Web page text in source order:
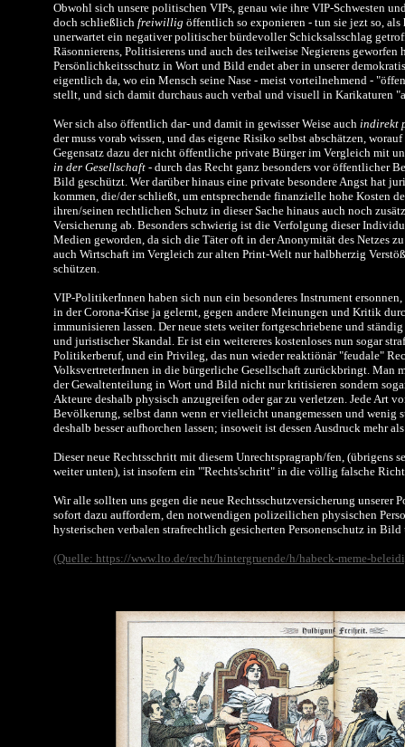
Obwohl sich unsere politischen VIPs, genau wie ihre VIP-Schwesten
doch schließlich freiwillig öffentlich so exponieren - tun sie jezt so,
unerwartet ein negativer politischer bürdevoller Schicksalsschlag
Räsonnierens, Politisierens und auch des teilweise Negierens
Persönlichkeitsschutz in Wort und Bild endet aber in unserer
eigentlich da, wo ein Mensch seine Nase - meist vorteilnehmend -
stellt, und sich damit durchaus auch verbal und visuell in Karikaturen
Wer sich also öffentlich dar- und damit in gewisser Weise auch indirekt
der muss vorab wissen, und das eigene Risiko selbst abschätzen,
Gegensatz dazu der nicht öffentliche private Bürger im Vergleich mit
in der Gesellschaft - durch das Recht ganz besonders vor öffentlicher
Bild geschützt. Wer darüber hinaus eine private besondere Angst hat
kommen, die/der schließt, um entsprechende finanzielle hohe Kosten
ihren/seinen rechtlichen Schutz in dieser Sache hinaus auch noch
Versicherung ab. Besonders schwierig ist die Verfolgung dieser
Medien geworden, da sich die Täter oft in der Anonymität des Netzes
auch Wirtschaft im Vergleich zur alten Print-Welt nur halbherzig
schützen.
VIP-PolitikerInnen haben sich nun ein besonderes Instrument
in der Corona-Krise ja gelernt, gegen andere Meinungen und Kritik
immunisieren lassen. Der neue stets weiter fortgeschriebene und
und juristischer Skandal. Er ist ein weitereres kostenloses nun sogar
Politikerberuf, und ein Privileg, das nun wieder reaktiönär "feudale"
VolksvertreterInnen in die bürgerliche Gesellschaft zurückbringt. Man
der Gewaltenteilung in Wort und Bild nicht nur kritisieren sondern
Akteure deshalb physisch anzugreifen oder gar zu verletzen. Jede Art
Bevölkerung, selbst dann wenn er vielleicht unangemessen und
deshalb besser aufhorchen lassen; insoweit ist dessen Ausdruck mehr
Dieser neue Rechtsschritt mit diesem Unrechtspragraph/fen, (übrigens
weiter unten), ist insofern ein "'Rechts'schritt" in die völlig falsche
Wir alle sollten uns gegen die neue Rechtsschutzversicherung unserer
sofort dazu auffordern, den notwendigen polizeilichen physischen
hysterischen verbalen strafrechtlich gesicherten Personenschutz in Bild
(Quelle: https://www.lto.de/recht/hintergruende/h/habeck-meme-